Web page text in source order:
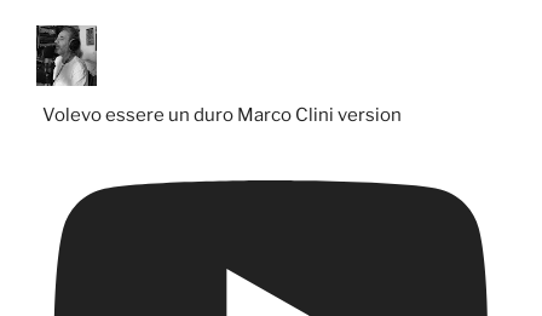
Volevo essere un duro Marco Clini version